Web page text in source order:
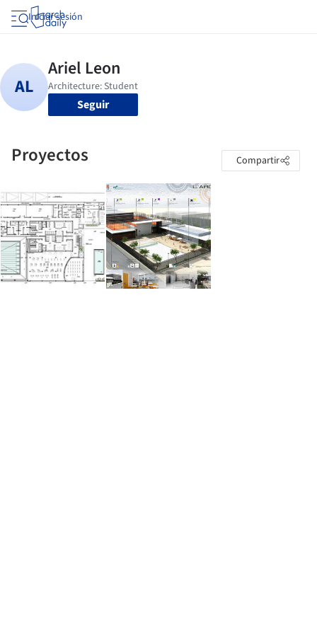
Iniciar sesión
Seguir
Proyectos Compartir